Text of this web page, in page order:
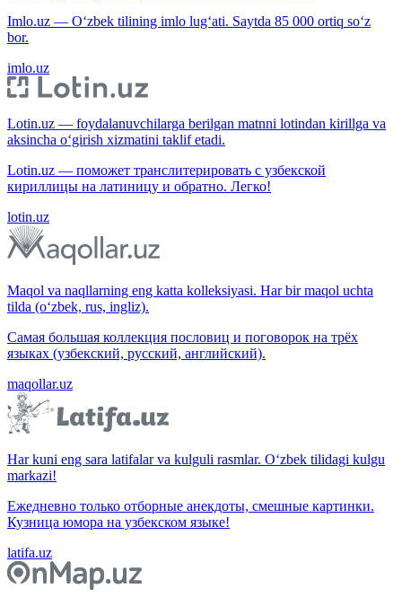
Imlo.uz — O‘zbek tilining imlo lug‘ati. Saytda 85 000 ortiq so‘z
bor.
imlo.uz
Lotin.uz — foydalanuvchilarga berilgan matnni lotindan kirillga va
aksincha o‘girish xizmatini taklif etadi.
Lotin.uz — поможет транслитерировать с узбекской
кириллицы на латиницу и обратно. Легко!
lotin.uz
Maqol va naqllarning eng katta kolleksiyasi. Har bir maqol uchta
tilda (o‘zbek, rus, ingliz).
Самая большая коллекция пословиц и поговорок на трёх
языках (узбекский, русский, английский).
maqollar.uz
Har kuni eng sara latifalar va kulguli rasmlar. O‘zbek tilidagi kulgu
markazi!
Ежедневно только отборные анекдоты, смешные картинки.
Кузница юмора на узбекском языке!
latifa.uz